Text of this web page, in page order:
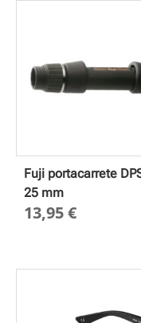
Fuji portacarrete
25 mm
13,95€